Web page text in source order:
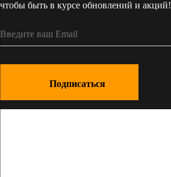
чтобы быть в курсе обновлений и акций!
Подписаться